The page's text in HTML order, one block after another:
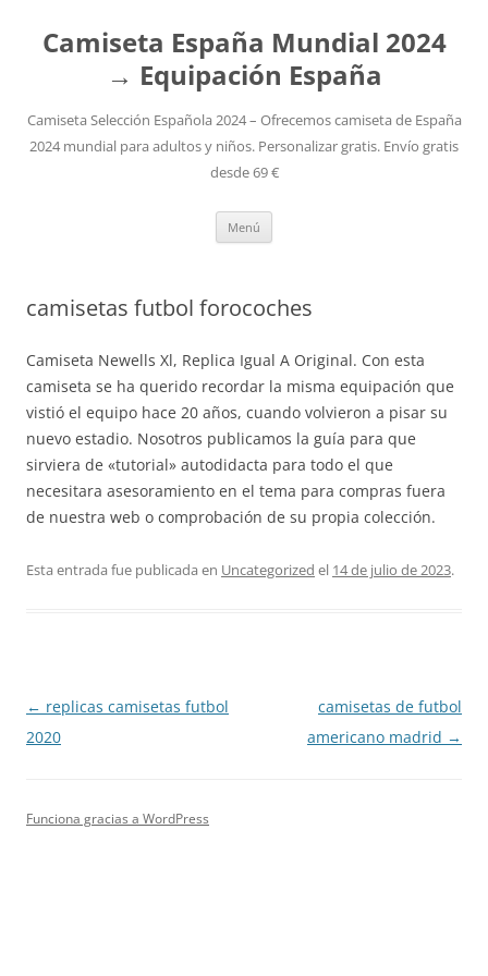
Camiseta España Mundial 2024
→ Equipación España
Camiseta Selección Española 2024 – Ofrecemos camiseta de España
2024 mundial para adultos y niños. Personalizar gratis. Envío gratis
desde 69 €
Menú
camisetas futbol forocoches
Camiseta Newells Xl, Replica Igual A Original. Con esta
camiseta se ha querido recordar la misma equipación que
vistió el equipo hace 20 años, cuando volvieron a pisar su
nuevo estadio. Nosotros publicamos la guía para que
sirviera de «tutorial» autodidacta para todo el que
necesitara asesoramiento en el tema para compras fuera
de nuestra web o comprobación de su propia colección.
Esta entrada fue publicada en Uncategorized el 14 de julio de 2023.
Navegación
de
← replicas camisetas futbol
2020
camisetas de futbol
americano madrid →
Funciona gracias a WordPress